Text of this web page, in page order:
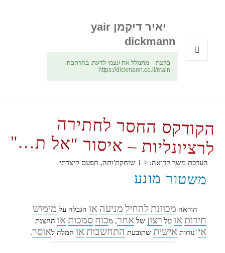
יאיר דיקמן yair
dickmann
בקצת – מתמלל את עצמי לדעת. בהרחבה:
https://dickmann.co.il/main
הקודקס החסר לחתירה
לרציונליות – איסור "אל ת…"
הערכת משך קריאה: < 1 שיחקת'ותה, הפעם קיצרתי
משטור מונע
הוראה מכוונת להחיל מניעה או הגבלה על מימוש
חירות או על רצון שלאחר, מכוח סמכות או החצנת
אי־נוחותאישית שתובעת התחשבות או חמלה לאוסר.